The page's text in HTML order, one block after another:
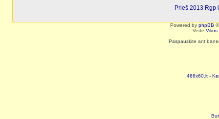
Prieš 2013 Rgp
Powered by phpBB
Vertė Vilius
Paspauskite ant
468x60.lt -